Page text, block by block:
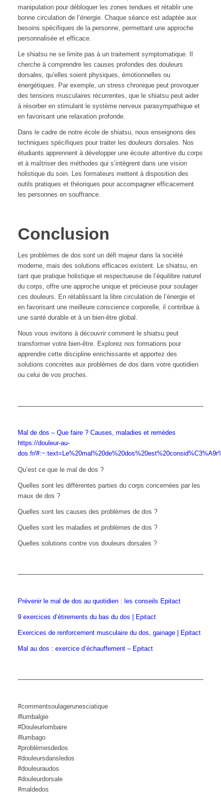
manipulation pour débloquer les zones tendues et rétablir une
bonne circulation de l’énergie. Chaque séance est adaptée aux
besoins spécifiques de la personne, permettant une approche
personnalisée et efficace.
Le shiatsu ne se limite pas à un traitement symptomatique. Il
cherche à comprendre les causes profondes des douleurs
dorsales, qu’elles soient physiques, émotionnelles ou
énergétiques. Par exemple, un stress chronique peut provoquer
des tensions musculaires récurrentes, que le shiatsu peut aider
à résorber en stimulant le système nerveux parasympathique et
en favorisant une relaxation profonde.
Dans le cadre de notre école de shiatsu, nous enseignons des
techniques spécifiques pour traiter les douleurs dorsales. Nos
étudiants apprennent à développer une écoute attentive du corps
et à maîtriser des méthodes qui s’intègrent dans une vision
holistique du soin. Les formateurs mettent à disposition des
outils pratiques et théoriques pour accompagner efficacement
les personnes en souffrance.
Conclusion
Les problèmes de dos sont un défi majeur dans la société
moderne, mais des solutions efficaces existent. Le shiatsu, en
tant que pratique holistique et respectueuse de l’équilibre naturel
du corps, offre une approche unique et précieuse pour soulager
ces douleurs. En rétablissant la libre circulation de l’énergie et
en favorisant une meilleure conscience corporelle, il contribue à
une santé durable et à un bien-être global.
Nous vous invitons à découvrir comment le shiatsu peut
transformer votre bien-être. Explorez nos formations pour
apprendre cette discipline enrichissante et apportez des
solutions concrètes aux problèmes de dos dans votre quotidien
ou celui de vos proches.
Mal de dos – Que faire ? Causes, maladies et remèdes
https://douleur-au-
dos.fr/
Qu’est ce que le mal de dos ?
Quelles sont les différentes parties du corps concernées par les
maux de dos ?
Quelles sont les causes des problèmes de dos ?
Quelles sont les maladies et problèmes de dos ?
Quelles solutions contre vos douleurs dorsales ?
Prévenir le mal de dos au quotidien : les conseils Epitact
9 exercices d’étirements du bas du dos | Epitact
Exercices de renforcement musculaire du dos, gainage | Epitact
Mal au dos : exercice d’échauffement – Epitact
#commentsoulagerunesciatique
#lumbalgie
#Douleurlombaire
#lumbago
#problèmesdedos
#douleursdansledos
#douleuraudos
#douleurdorsale
#maldedos